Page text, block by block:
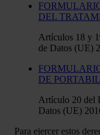
DEL
Artículos 18 y
de Datos (UE)
DE
Artículo 20 del
Datos (UE)
Para ejercer estos